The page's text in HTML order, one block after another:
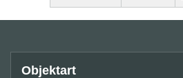
Objektart